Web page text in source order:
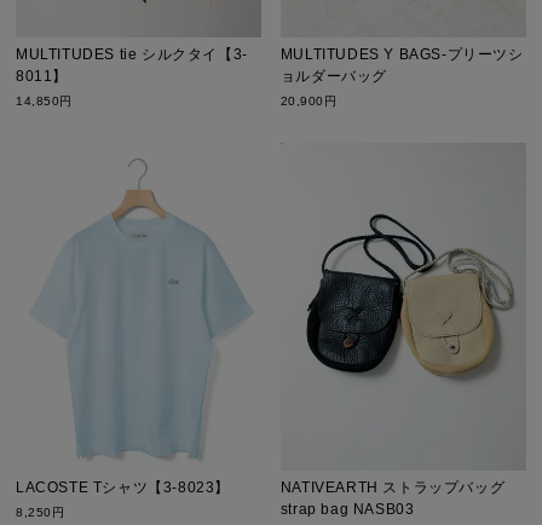
MULTITUDES tie シルクタイ【3-
8011】
14,850円
MULTITUDES Y BAGS-プリーツシ
ョルダーバッグ
20,900円
LACOSTE Tシャツ【3-8023】
8,250円
NATIVEARTH ストラップバッグ
strap bag NASB03